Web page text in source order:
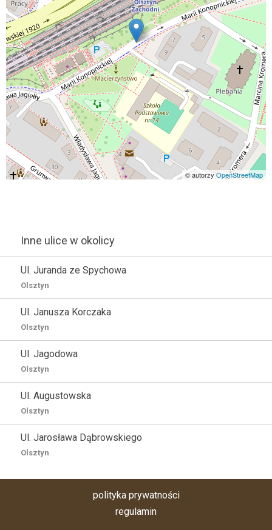
© autorzy OpenStreetMap
Inne ulice w okolicy
Ul. Juranda ze Spychowa
Olsztyn
Ul. Janusza Korczaka
Olsztyn
Ul. Jagodowa
Olsztyn
Ul. Augustowska
Olsztyn
Ul. Jarosława Dąbrowskiego
Olsztyn
polityka prywatności
regulamin